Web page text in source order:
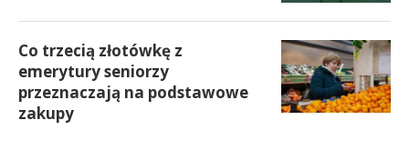
Co trzecią złotówkę z
emerytury seniorzy
przeznaczają na podstawowe
zakupy